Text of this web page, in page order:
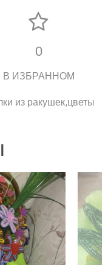
0
В ИЗБРАННОМ
из ракушек,цветы